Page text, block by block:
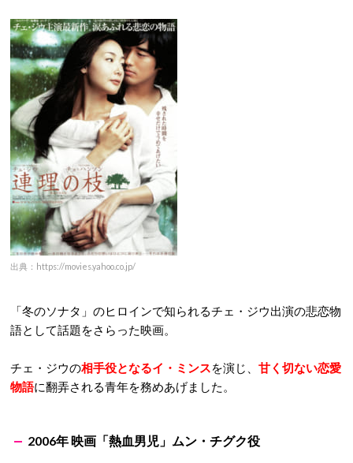
出典：https://movies.yahoo.co.jp/
「冬のソナタ」のヒロインで知られるチェ・ジウ出演の悲恋物
語として話題をさらった映画。
チェ・ジウの相手役となるイ・ミンスを演じ、 甘く切ない恋愛
物語に翻弄される青年を務めあげました。
2006年 映画「熱血男児」ムン・チグク役